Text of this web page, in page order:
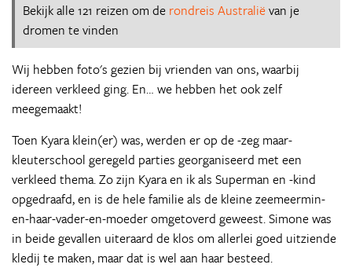
Bekijk alle 121 reizen om de rondreis Australiëvan je
dromen te vinden
Wij hebben foto's gezien bij vrienden van ons, waarbij
idereen verkleed ging. En… we hebben het ook zelf
meegemaakt!
Toen Kyara klein(er) was, werden er op de -zeg maar-
kleuterschool geregeld parties georganiseerd met een
verkleed thema. Zo zijn Kyara en ik als Superman en -kind
opgedraafd, en is de hele familie als de kleine zeemeermin-
en-haar-vader-en-moeder omgetoverd geweest. Simone was
in beide gevallen uiteraard de klos om allerlei goed uitziende
kledij te maken, maar dat is wel aan haar besteed.